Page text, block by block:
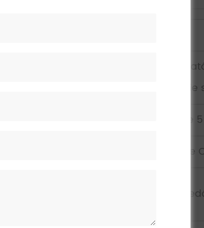
cuerpo de
de superficie
Garantía de
Aim, soporte
Wanhai /